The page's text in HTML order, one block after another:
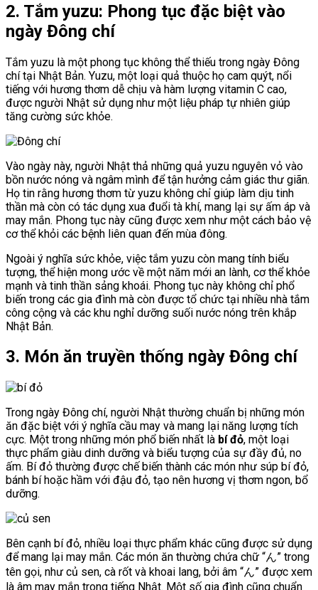
2. Tắm yuzu: Phong tục đặc biệt vào
ngày Đông chí
Tắm yuzu là một phong tục không thể thiếu trong ngày Đông
chí tại Nhật Bản. Yuzu, một loại quả thuộc họ cam quýt, nổi
tiếng với hương thơm dễ chịu và hàm lượng vitamin C cao,
được người Nhật sử dụng như một liệu pháp tự nhiên giúp
tăng cường sức khỏe.
Vào ngày này, người Nhật thả những quả yuzu nguyên vỏ vào
bồn nước nóng và ngâm mình để tận hưởng cảm giác thư giãn.
Họ tin rằng hương thơm từ yuzu không chỉ giúp làm dịu tinh
thần mà còn có tác dụng xua đuổi tà khí, mang lại sự ấm áp và
may mắn. Phong tục này cũng được xem như một cách bảo vệ
cơ thể khỏi các bệnh liên quan đến mùa đông.
Ngoài ý nghĩa sức khỏe, việc tắm yuzu còn mang tính biểu
tượng, thể hiện mong ước về một năm mới an lành, cơ thể khỏe
mạnh và tinh thần sảng khoái. Phong tục này không chỉ phổ
biến trong các gia đình mà còn được tổ chức tại nhiều nhà tắm
công cộng và các khu nghỉ dưỡng suối nước nóng trên khắp
Nhật Bản.
3. Món ăn truyền thống ngày Đông chí
Trong ngày Đông chí, người Nhật thường chuẩn bị những món
ăn đặc biệt với ý nghĩa cầu may và mang lại năng lượng tích
cực. Một trong những món phổ biến nhất là bí đỏ, một loại
thực phẩm giàu dinh dưỡng và biểu tượng của sự đầy đủ, no
ấm. Bí đỏ thường được chế biến thành các món như súp bí đỏ,
bánh bí hoặc hầm với đậu đỏ, tạo nên hương vị thơm ngon, bổ
dưỡng.
Bên cạnh bí đỏ, nhiều loại thực phẩm khác cũng được sử dụng
để mang lại may mắn. Các món ăn thường chứa chữ “ん” trong
tên gọi, như củ sen, cà rốt và khoai lang, bởi âm “ん” được xem
là âm may mắn trong tiếng Nhật. Một số gia đình cũng chuẩn